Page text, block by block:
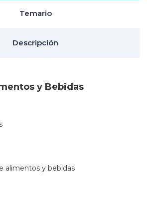
Temario
Descripción
y Bebidas
alimentos y bebidas